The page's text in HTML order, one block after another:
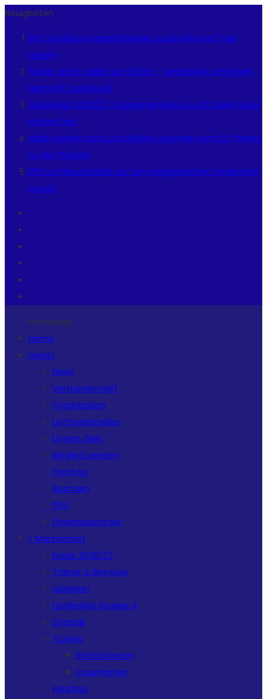
Neuigkeiten
ERC Lechbruck verabschiedet Lucas Hay und Tyler
Lepore
Florian Simon bleibt ein Flößer – Verteidiger verlängert
beim ERC Lechbruck
Landesliga 2026/27: Gruppeneinteilung und Spielmodus
stehen fest
Niklas Helmer und Luca Roldan wechseln vom EC Peiting
zu den Flößern
ERC Lechbruck blickt auf ein ereignisreiches Vereinsjahr
zurück
HomeLogo
Home
Verein
News
Vorstandschaft
Organisation
Lechparkstadion
Unsere Ziele
Mitglied werden
Fanshop
Spenden
PSG
Downloadcenter
1. Mannschaft
Kader 2026/27
Trainer & Betreuer
Spielplan
Landesliga Gruppe A
Statistik
Tickets
Eintrittskarten
Dauerkarten
Fanshop